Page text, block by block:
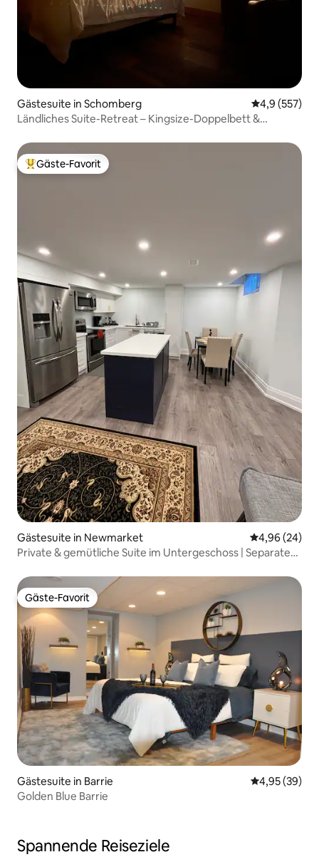
Gästesuite in Schomberg
4,9 (557)
Ländliches Suite-Retreat – Kingsize-Doppelbett &
Beliebter Gäste-Favorit.
Gäste-Favorit
Gästesuite in Newmarket
4,96 (24)
Private & gemütliche Suite im Untergeschoss | Separater
Gäste-Favorit
Gäste-Favorit
Gästesuite in Barrie
4,95 (39)
Golden Blue Barrie
Spannende Reiseziele